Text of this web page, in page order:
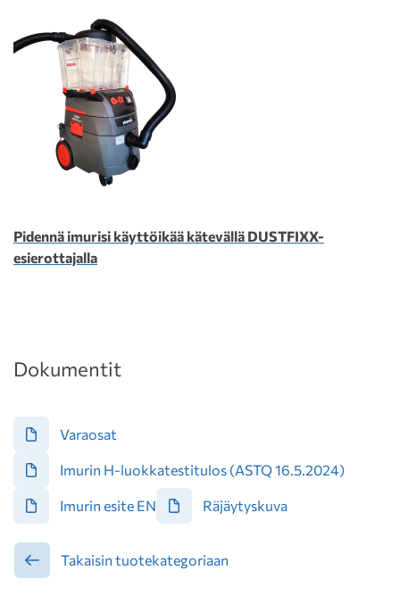
Pidennä imurisi käyttöikää kätevällä DUSTFIXX-
esierottajalla
Dokumentit
Varaosat
Imurin H-luokkatestitulos (ASTQ 16.5.2024)
Imurin esite EN Räjäytyskuva
Takaisin tuotekategoriaan